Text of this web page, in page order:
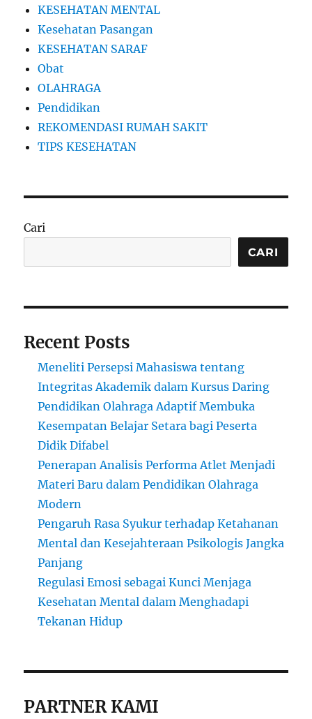
KESEHATAN MENTAL
Kesehatan Pasangan
KESEHATAN SARAF
Obat
OLAHRAGA
Pendidikan
REKOMENDASI RUMAH SAKIT
TIPS KESEHATAN
Cari
CARI
Recent Posts
Meneliti Persepsi Mahasiswa tentang
Integritas Akademik dalam Kursus Daring
Pendidikan Olahraga Adaptif Membuka
Kesempatan Belajar Setara bagi Peserta
Didik Difabel
Penerapan Analisis Performa Atlet Menjadi
Materi Baru dalam Pendidikan Olahraga
Modern
Pengaruh Rasa Syukur terhadap Ketahanan
Mental dan Kesejahteraan Psikologis Jangka
Panjang
Regulasi Emosi sebagai Kunci Menjaga
Kesehatan Mental dalam Menghadapi
Tekanan Hidup
PARTNER KAMI